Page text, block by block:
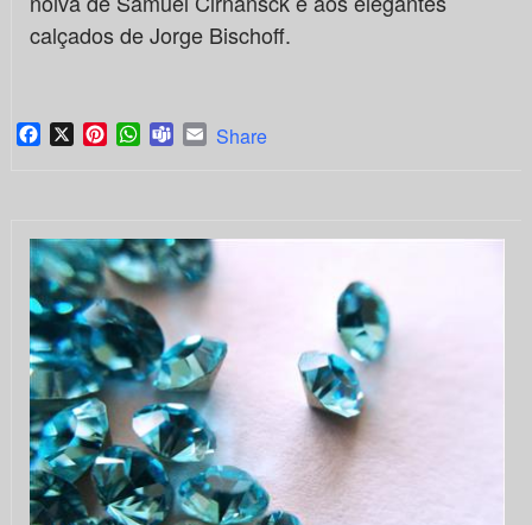
calçados de Jorge Bischoff.
Facebook
X PinterestWhatsApp
TeamsEmail
Share